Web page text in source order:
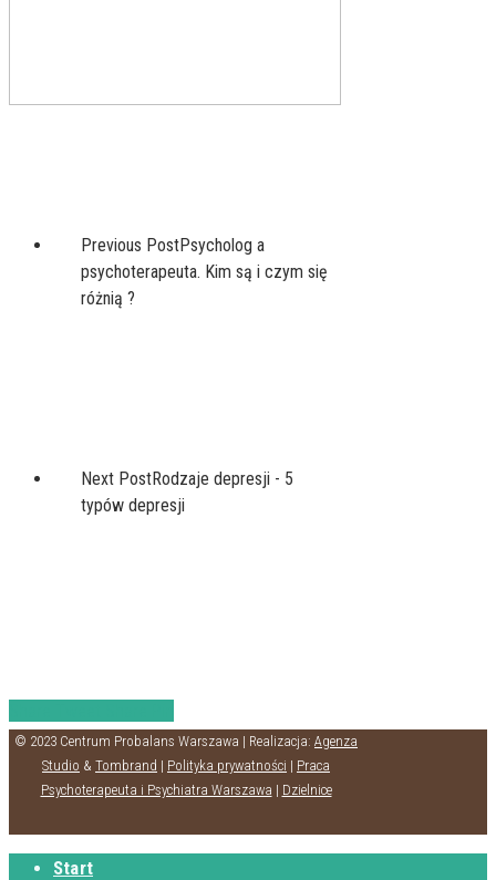
Previous PostPsycholog a
psychoterapeuta. Kim są i czym się
różnią ?
Next PostRodzaje depresji - 5
typów depresji
© 2023 Centrum Probalans Warszawa | Realizacja: Agenza
Studio & Tombrand | Polityka prywatności | Praca
Psychoterapeuta i Psychiatra Warszawa | Dzielnice
Start